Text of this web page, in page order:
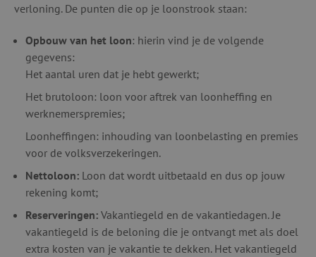
verloning. De punten die op je loonstrook staan:
Opbouw van het loon: hierin vind je de volgende
gegevens:
Het aantal uren dat je hebt gewerkt;
Het brutoloon: loon voor aftrek van loonheffing en
werknemerspremies;
Loonheffingen: inhouding van loonbelasting en premies
voor de volksverzekeringen.
Nettoloon: Loon dat wordt uitbetaald en dus op jouw
rekening komt;
Reserveringen: Vakantiegeld en de vakantiedagen. Je
vakantiegeld is de beloning die je ontvangt met als doel
extra kosten van je vakantie te dekken. Het vakantiegeld